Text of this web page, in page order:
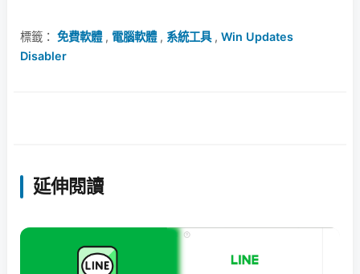
標籤： 免費軟體, 電腦軟體, 系統工具, Win Updates
Disabler
延伸閱讀